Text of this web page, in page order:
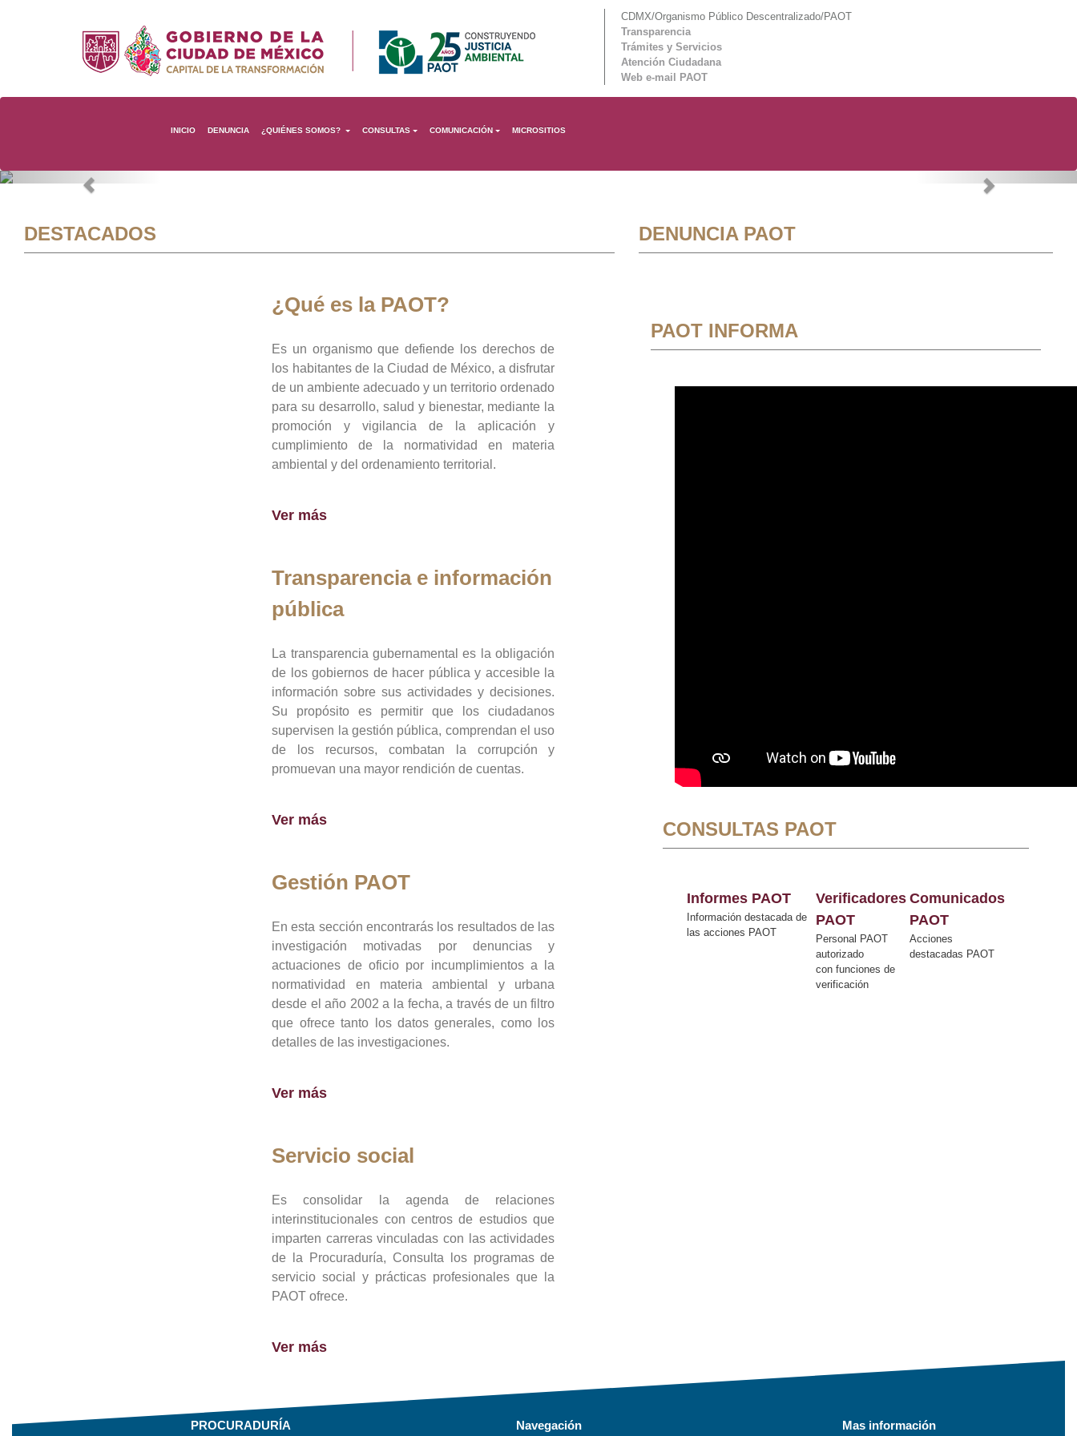
CDMX/Organismo Público Descentralizado/PAOT
Transparencia
Trámites y Servicios
Atención Ciudadana
Web e-mail PAOT
INICIO DENUNCIA ¿QUIÉNES SOMOS? CONSULTAS COMUNICACIÓN MICROSITIOS
Previous Next
DESTACADOS
¿Qué es la PAOT?
Es un organismo que defiende los derechos de
los habitantes de la Ciudad de México, a disfrutar
de un ambiente adecuado y un territorio ordenado
para su desarrollo, salud y bienestar, mediante la
promoción y vigilancia de la aplicación y
cumplimiento de la normatividad en materia
ambiental y del ordenamiento territorial.
Ver más
Transparencia e información
pública
La transparencia gubernamental es la obligación
de los gobiernos de hacer pública y accesible la
información sobre sus actividades y decisiones.
Su propósito es permitir que los ciudadanos
supervisen la gestión pública, comprendan el uso
de los recursos, combatan la corrupción y
promuevan una mayor rendición de cuentas.
Ver más
Gestión PAOT
En esta sección encontrarás los resultados de las
investigación motivadas por denuncias y
actuaciones de oficio por incumplimientos a la
normatividad en materia ambiental y urbana
desde el año 2002 a la fecha, a través de un filtro
que ofrece tanto los datos generales, como los
detalles de las investigaciones.
Ver más
Servicio social
Es consolidar la agenda de relaciones
interinstitucionales con centros de estudios que
imparten carreras vinculadas con las actividades
de la Procuraduría, Consulta los programas de
servicio social y prácticas profesionales que la
PAOT ofrece.
Ver más
DENUNCIA PAOT
PAOT INFORMA
CONSULTAS PAOT
Informes PAOT
Información destacada de
las acciones PAOT
Verificadores
PAOT
Personal PAOT
autorizado
con funciones de
verificación
Comunicados
PAOT
Acciones
destacadas PAOT
PROCURADURÍA Navegación Mas información